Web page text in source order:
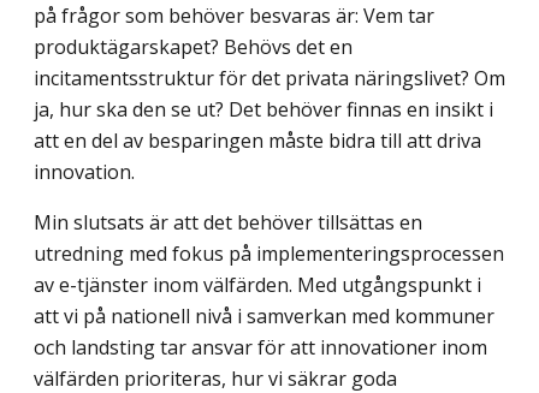
på frågor som behöver besvaras är: Vem tar
produktägarskapet? Behövs det en
incitamentsstruktur för det privata näringslivet? Om
ja, hur ska den se ut? Det behöver finnas en insikt i
att en del av besparingen måste bidra till att driva
innovation.
Min slutsats är att det behöver tillsättas en
utredning med fokus på implementeringsprocessen
av e-tjänster inom välfärden. Med utgångspunkt i
att vi på nationell nivå i samverkan med kommuner
och landsting tar ansvar för att innovationer inom
välfärden prioriteras, hur vi säkrar goda